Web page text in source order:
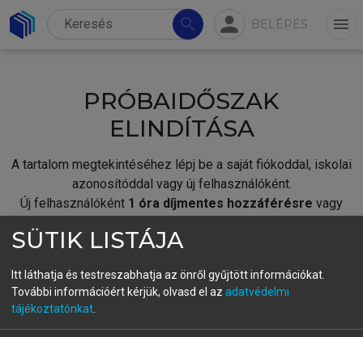
search person BELÉPÉS menu
PRÓBAIDŐSZAK
ELINDÍTÁSA
A tartalom megtekintéséhez lépj be a saját fiókoddal, iskolai
azonosítóddal vagy új felhasználóként.
Új felhasználóként 1 óra díjmentes hozzáférésre vagy
fiókoddal,vagy hozz létre új fiókot.
A regisztráció után apróbaidőszakautomatikusan
SÜTIK LISTÁJA
Itt láthatja és testreszabhatja az önről gyűjtött információkat.
További információért kérjük, olvasd el az adatvédelmi
tájékoztatónkat